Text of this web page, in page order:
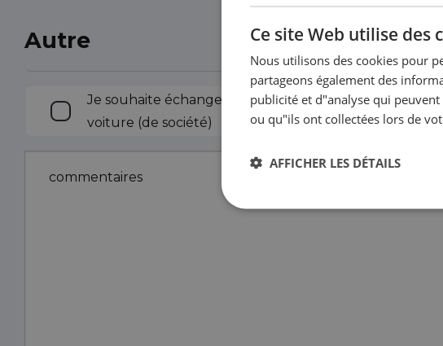
Autre
ÉchangerJe souhaite échanger une
voiture (de société)
commentaires
Ce site Web utilise des
Nous utilisons des cookies pour
partageons également des
publicité et d"analyse qui
ou qu"ils ont collectées lors de
AFFICHER LES DÉTAILS